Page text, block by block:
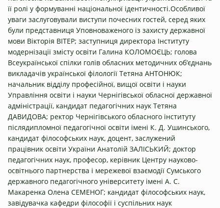
її ролі у формуванні національної ідентичності.Особливої
уваги заслуговували виступи почесних гостей, серед яких
були представниця Уповноваженого із захисту державної
мови Вікторія ВІТЕР; заступниця директора Інституту
модернізації змісту освіти Галина КОЛОМОЄЦЬ; голова
Всеукраїнської спілки голів обласних методичних об’єднань
викладачів української філології Тетяна АНТОНЮК;
начальник відділу професійної, вищої освіти і науки
Управління освіти і науки Чернігівської обласної державної
адміністрації, кандидат педагогічних наук Тетяна
ДАВИДОВА; ректор Чернігівського обласного інституту
післядипломної педагогічної освіти імені К. Д. Ушинського,
кандидат філософських наук, доцент, заслужений
працівник освіти України Анатолій ЗАЛІСЬКИЙ; доктор
педагогічних наук, професор, керівник Центру науково-
освітнього партнерства і мережевої взаємодії Сумського
державного педагогічного університету імені А. С.
Макаренка Олена СЕМЕНОГ; кандидат філософських наук,
завідувачка кафедри філософії і суспільних наук